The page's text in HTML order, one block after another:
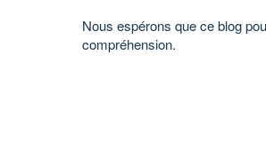
Nous espérons que ce blog
compréhension.